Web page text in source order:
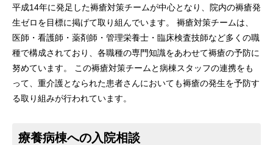
平成14年に発足した褥瘡対策チームが中心となり、院内の褥瘡発
生ゼロを目標に掲げて取り組んでいます。 褥瘡対策チームは、
医師・看護師・薬剤師・管理栄養士・臨床検査技師など多くの職
種で構成されており、各職種の専門知識をあわせて褥瘡の予防に
努めています。 この褥瘡対策チームと病棟スタッフの連携をも
って、重介護となられた患者さんにおいても褥瘡の発生を予防す
る取り組みが行われています。
療養病棟への入院相談